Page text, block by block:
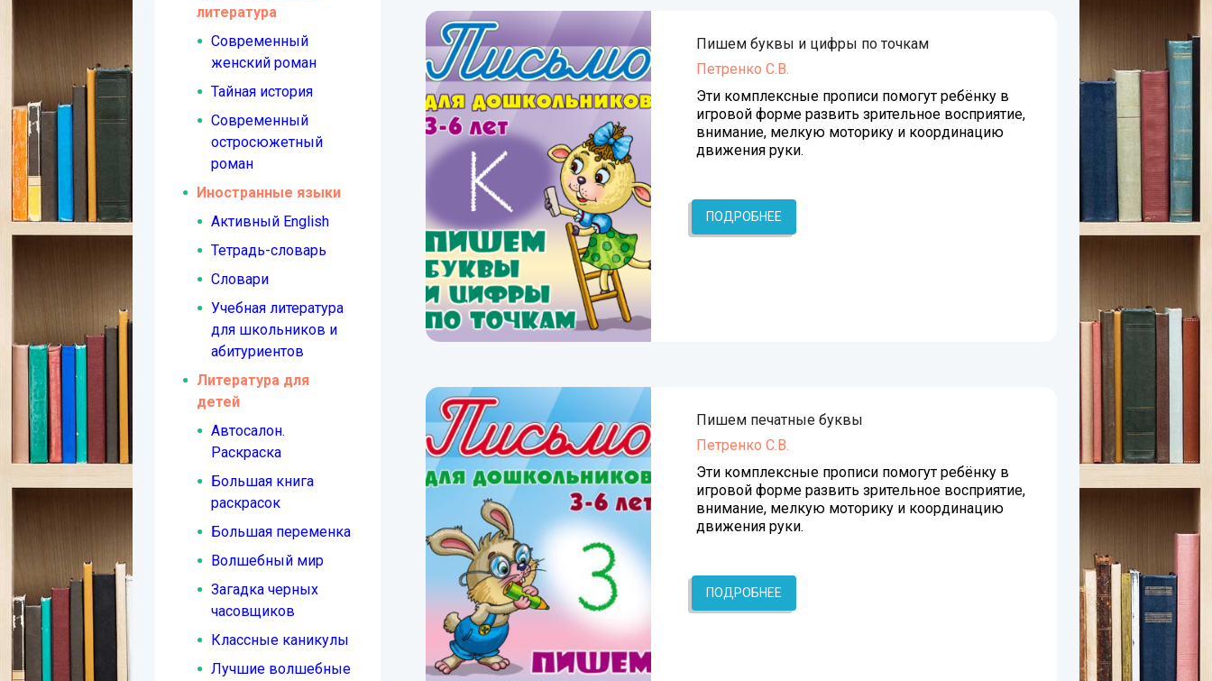
Пишем буквы и цифры по точкам
Петренко С.В.
Эти комплексные прописи помогут ребёнку в
игровой форме развить зрительное восприятие,
внимание, мелкую моторику и координацию
движения руки.
ПОДРОБНЕЕ
Пишем печатные буквы
Петренко С.В.
Эти комплексные прописи помогут ребёнку в
игровой форме развить зрительное восприятие,
внимание, мелкую моторику и координацию
движения руки.
ПОДРОБНЕЕ
литература
Современный
женский роман
Тайная история
Современный
остросюжетный
роман
Иностранные языки
Активный English
Тетрадь-словарь
Словари
Учебная литература
для школьников и
абитуриентов
Литература для
детей
Автосалон.
Раскраска
Большая книга
раскрасок
Большая переменка
Волшебный мир
Загадка черных
часовщиков
Классные каникулы
Лучшие волшебные